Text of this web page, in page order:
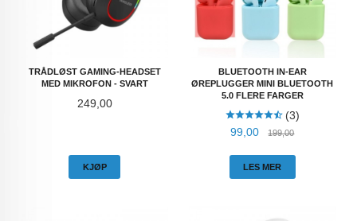
TRÅDLØST GAMING-HEADSET
MED MIKROFON - SVART
Pris
249,00
KJØP
BLUETOOTH IN-EAR
ØREPLUGGER MINI BLUETOOTH
5.0 FLERE FARGER
(3)
Tilbud
99,00 199,00Rabatt
LES MER